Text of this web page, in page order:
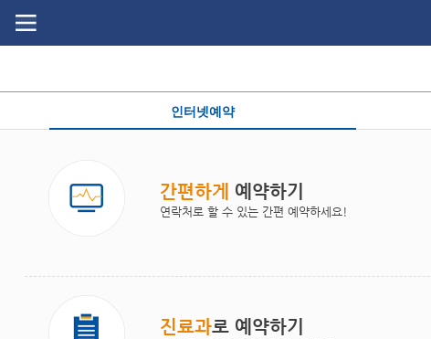
content
menu
인터넷예약
간편하게 예약하기
연락처로 할 수 있는 간편 예약하세요!
진료과로 예약하기